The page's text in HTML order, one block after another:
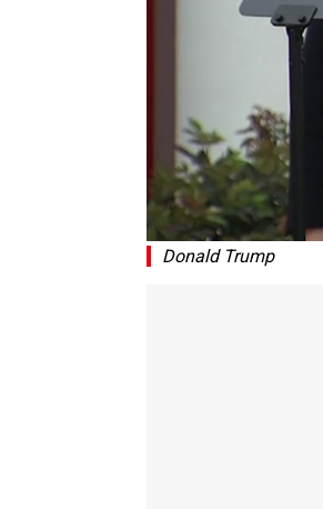
Donald Trump